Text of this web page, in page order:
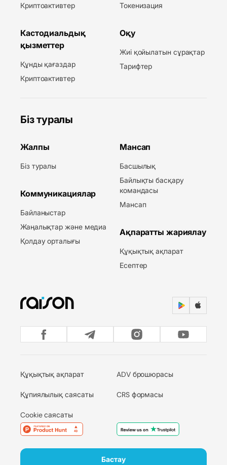
Криптоактивтер
Кастодиальдық
қызметтер
Құнды қағаздар
Криптоактивтер
Токенизация
Оқу
Жиі қойылатын сұрақтар
Тарифтер
Біз туралы
Жалпы
Біз туралы
Коммуникациялар
Байланыстар
Жаңалықтар және медиа
Қолдау орталығы
Мансап
Басшылық
Байлықты басқару
командасы
Мансап
Ақпаратты жариялау
Құқықтық ақпарат
Есептер
Құқықтық ақпарат
Құпиялылық саясаты
Cookie саясаты
ADV брошюрасы
CRS формасы
Бастау